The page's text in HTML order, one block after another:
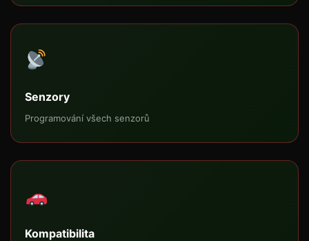
Senzory
Programování všech senzorů
Kompatibilita